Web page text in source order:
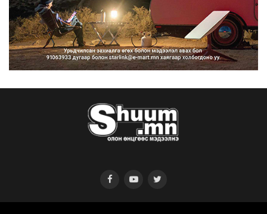
Нийтийн тээврийн Ч:19А чиглэлийн
замналд түр хугац...
2026/08/07
Автомашины улсын дугаар сондгой
тоогоор төгссөн бо...